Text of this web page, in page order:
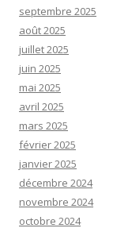
septembre 2025
août 2025
juillet 2025
juin 2025
mai 2025
avril 2025
mars 2025
février 2025
janvier 2025
décembre 2024
novembre 2024
octobre 2024